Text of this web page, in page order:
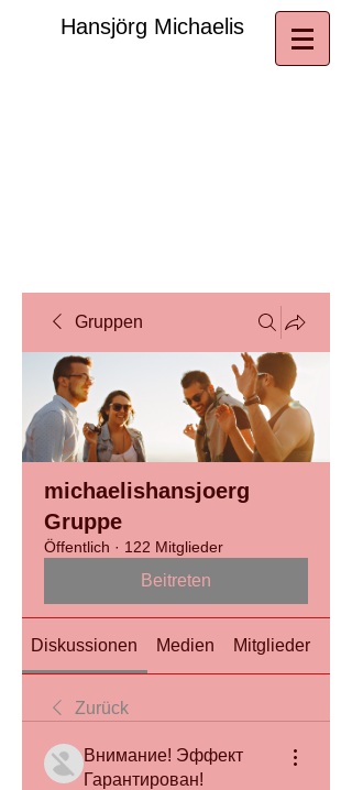
​Hansjörg Michaelis
Gruppen
michaelishansjoerg
Gruppe
Öffentlich · 122 Mitglieder
Beitreten
Diskussionen Medien Mitglieder
Zurück
Внимание! Эффект
Гарантирован!